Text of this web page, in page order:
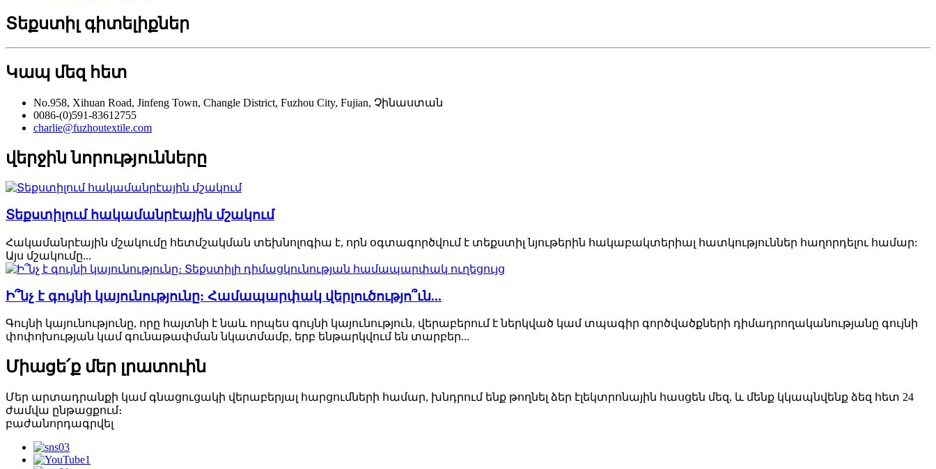
Տեքստիլ գիտելիքներ
Կապ մեզ հետ
No.958, Xihuan Road, Jinfeng Town, Changle District, Fuzhou City, Fujian, Չինաստան
0086-(0)591-83612755
charlie@fuzhoutextile.com
վերջին նորությունները
Տեքստիլում հակամանրէային մշակում
Հակամանրէային մշակումը հետմշակման տեխնոլոգիա է, որն օգտագործվում է տեքստիլ նյութերին հակաբակտերիալ հատկություններ հաղորդելու համար:
Այս մշակումը...
Ի՞նչ է գույնի կայունությունը: Համապարփակ վերլուծությո՞ւն...
Գույնի կայունությունը, որը հայտնի է նաև որպես գույնի կայունություն, վերաբերում է ներկված կամ տպագիր գործվածքների դիմադրողականությանը գույնի
փոփոխության կամ գունաթափման նկատմամբ, երբ ենթարկվում են տարբեր...
Միացե՛ք մեր լրատուին
Մեր արտադրանքի կամ գնացուցակի վերաբերյալ հարցումների համար, խնդրում ենք թողնել ձեր էլեկտրոնային հասցեն մեզ, և մենք կկապնվենք ձեզ հետ 24
ժամվա ընթացքում։
բաժանորդագրվել